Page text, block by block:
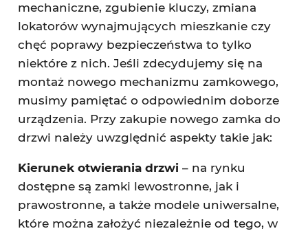
mechaniczne, zgubienie kluczy, zmiana
lokatorów wynajmujących mieszkanie czy
chęć poprawy bezpieczeństwa to tylko
niektóre z nich. Jeśli zdecydujemy się na
montaż nowego mechanizmu zamkowego,
musimy pamiętać o odpowiednim doborze
urządzenia. Przy zakupie nowego zamka do
drzwi należy uwzględnić aspekty takie jak:
Kierunek otwierania drzwi – na rynku
dostępne są zamki lewostronne, jak i
prawostronne, a także modele uniwersalne,
które można założyć niezależnie od tego, w